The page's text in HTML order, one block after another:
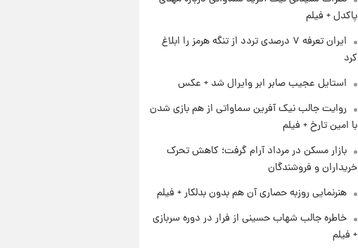
پاکدل + فیلم
ایران تعرفه ۷ درصدی تردد از تنگه هرمز را ابلاغ
کرد
استایل عجیب صابر ابر وایرال شد + عکس
روایت جالب نیک آفرین سماواتی از هم بازی شدن
با امین تارخ + فیلم
بازار مسکن در مرداد آرام گرفت؛ کاهش تحرک
خریداران و فروشندگان
هنرنمایی روزبه حصاری آن هم بدون بدلکار + فیلم
خاطره جالب شهاب حسینی از فرار در دوره سربازی
+ فیلم